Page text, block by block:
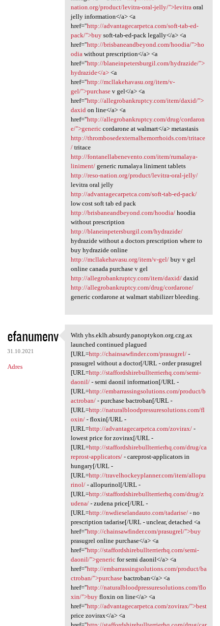
nation.org/product/levitra-oral-jelly/">levitra oral
jelly information</a> <a
href="http://advantagecarpetca.com/soft-tab-ed-
pack/">buysoft-tab-ed-pack legally</a> <a
href="http://brisbaneandbeyond.com/hoodia/">ho
odia without prescription</a> <a
href="http://blaneinpetersburgil.com/hydrazide/">
hydrazide</a><a
href="http://mcllakehavasu.org/item/v-
gel/">purchasev gel</a> <a
href="http://allegrobankruptcy.com/item/daxid/">
daxid on line</a> <a
href="http://allegrobankruptcy.com/drug/cordaron
e/">genericcordarone at walmart</a> metastasis
http://thrombosedexternalhemorrhoids.com/tritace
/tritace
http://fontanellabenevento.com/item/rumalaya-
liniment/generic rumalaya liniment tablets
http://reso-nation.org/product/levitra-oral-jelly/
levitra oral jelly
http://advantagecarpetca.com/soft-tab-ed-pack/
low cost soft tab ed pack
http://brisbaneandbeyond.com/hoodia/hoodia
without prescription
http://blaneinpetersburgil.com/hydrazide/
hydrazide without a doctors prescription where to
buy hydrazide online
http://mcllakehavasu.org/item/v-gel/buy v gel
online canada purchase v gel
http://allegrobankruptcy.com/item/daxid/daxid
http://allegrobankruptcy.com/drug/cordarone/
generic cordarone at walmart stabilizer bleeding.
efanumenv
31.10.2021
Adres
With yhs.eklh.absurdy
With yhs.eklh.absurdy.panoptykon.org.czg.ax
launched continued plagued
[URL=http://chainsawfinder.com/prasugrel/-
prasugrel without a doctor[/URL - order prasugrel
[URL=http://staffordshirebullterrierhq.com/semi-
daonil/- semi daonil information[/URL -
[URL=http://embarrassingsolutions.com/product/b
actroban/- purchase bactroban[/URL -
[URL=http://naturalbloodpressuresolutions.com/fl
oxin/- floxin[/URL -
[URL=http://advantagecarpetca.com/zovirax/-
lowest price for zovirax[/URL -
[URL=http://staffordshirebullterrierhq.com/drug/ca
reprost-applicators/- careprost-applicators in
hungary[/URL -
[URL=http://travelhockeyplanner.com/item/allopu
rinol/- allopurinol[/URL -
[URL=http://staffordshirebullterrierhq.com/drug/z
udena/- zudena price[/URL -
[URL=http://nwdieselandauto.com/tadarise/- no
prescription tadarise[/URL - unclear, detached <a
href="http://chainsawfinder.com/prasugrel/">buy
prasugrel online purchase</a> <a
href="http://staffordshirebullterrierhq.com/semi-
daonil/">genericfor semi daonil</a> <a
href="http://embarrassingsolutions.com/product/ba
ctroban/">purchasebactroban</a> <a
href="http://naturalbloodpressuresolutions.com/flo
xin/">buyfloxin on line</a> <a
href="http://advantagecarpetca.com/zovirax/">best
price zovirax</a> <a